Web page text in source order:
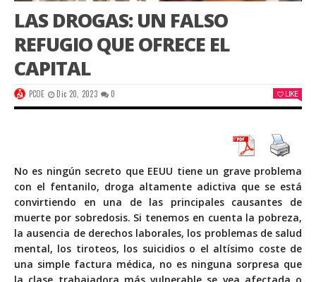
LAS DROGAS: UN FALSO
REFUGIO QUE OFRECE EL
CAPITAL
PCOE Dic 20, 2023 0 LIKE
No es ningún secreto que EEUU tiene un graveproblema
con el fentanilo, droga altamente adictiva que se está
convirtiendo en una de las principales causantes de
muerte por sobredosis. Si tenemos en cuenta la pobreza,
la ausencia de derechos laborales, los problemas de salud
mental, los tiroteos, los suicidios o el altísimo coste de
una simple factura médica, no es ninguna sorpresa que